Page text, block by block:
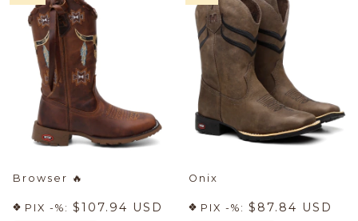
Browser 🔥
PIX -%: $107.94 USD
Onix
PIX -%: $87.84 USD